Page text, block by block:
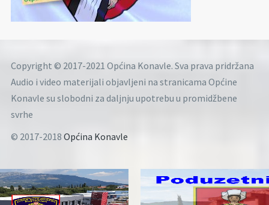
Copyright © 2017-2021 Općina Konavle. Sva prava pridržana
Audio i video materijali objavljeni na stranicama Općine
Konavle su slobodni za daljnju upotrebu u promidžbene
svrhe
© 2017-2018 Općina Konavle